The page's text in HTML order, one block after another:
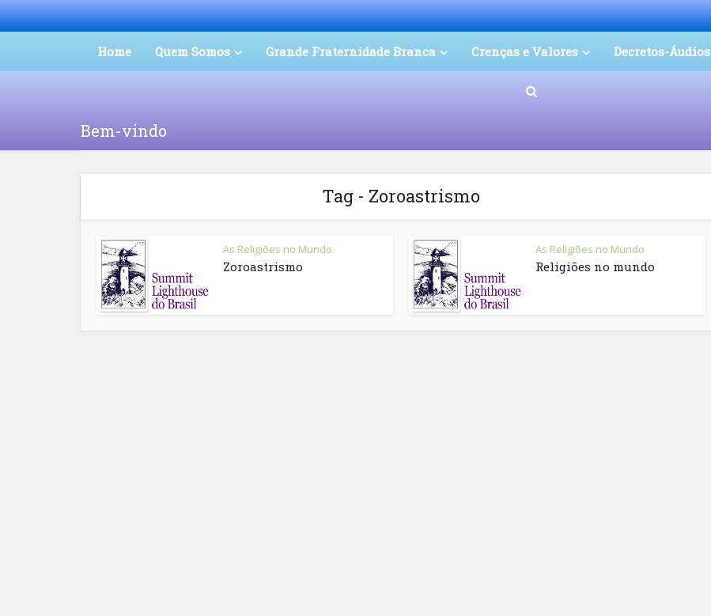
Home Quem Somos Grande Fraternidade Branca Crenças e Valores Decretos-Áudios
Bem-vindo
Tag - Zoroastrismo
As Religiões no Mundo
Zoroastrismo
As Religiões no Mundo
Religiões no mundo